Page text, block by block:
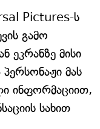
Pictures-ს
გამო
ეკრანზე მისი
პერსონაჟი მას
ინფორმაციით,
სახით